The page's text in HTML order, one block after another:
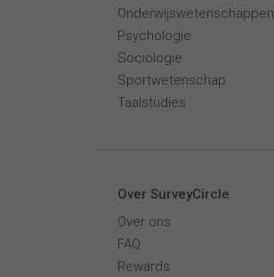
Onderwijswetenschappen
Psychologie
Sociologie
Sportwetenschap
Taalstudies
Over SurveyCircle
Over ons
FAQ
Rewards